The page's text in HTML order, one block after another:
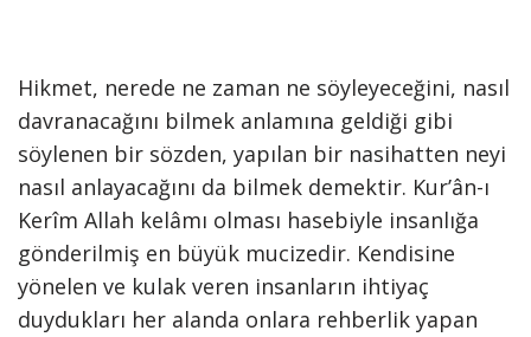
Hikmet, nerede ne zaman ne söyleyeceğini, nasıl
davranacağını bilmek anlamına geldiği gibi
söylenen bir sözden, yapılan bir nasihatten neyi
nasıl anlayacağını da bilmek demektir. Kur’ân-ı
Kerîm Allah kelâmı olması hasebiyle insanlığa
gönderilmiş en büyük mucizedir. Kendisine
yönelen ve kulak veren insanların ihtiyaç
duydukları her alanda onlara rehberlik yapan